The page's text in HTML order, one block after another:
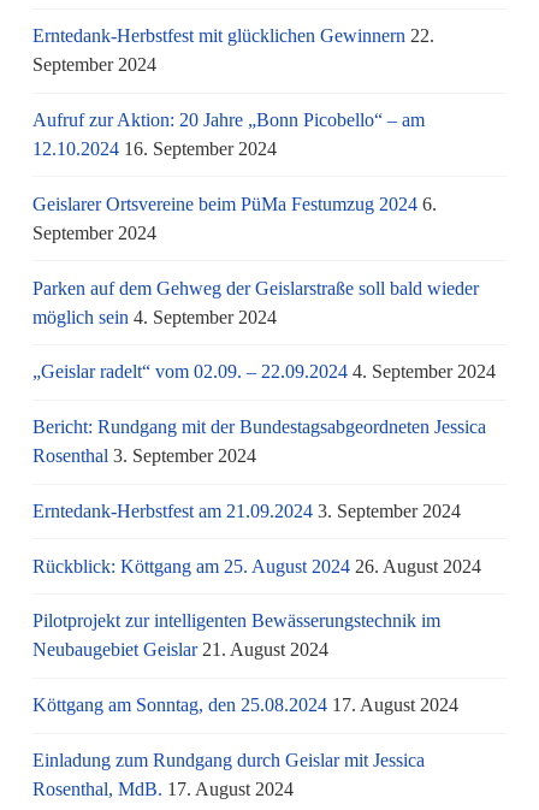
Erntedank-Herbstfest mit glücklichen Gewinnern 22.
September 2024
Aufruf zur Aktion: 20 Jahre „Bonn Picobello“ – am
12.10.2024 16. September 2024
Geislarer Ortsvereine beim PüMa Festumzug 2024 6.
September 2024
Parken auf dem Gehweg der Geislarstraße soll bald wieder
möglich sein 4. September 2024
„Geislar radelt“ vom 02.09. – 22.09.2024 4. September 2024
Bericht: Rundgang mit der Bundestagsabgeordneten Jessica
Rosenthal 3. September 2024
Erntedank-Herbstfest am 21.09.2024 3. September 2024
Rückblick: Köttgang am 25. August 2024 26. August 2024
Pilotprojekt zur intelligenten Bewässerungstechnik im
Neubaugebiet Geislar 21. August 2024
Köttgang am Sonntag, den 25.08.2024 17. August 2024
Einladung zum Rundgang durch Geislar mit Jessica
Rosenthal, MdB. 17. August 2024